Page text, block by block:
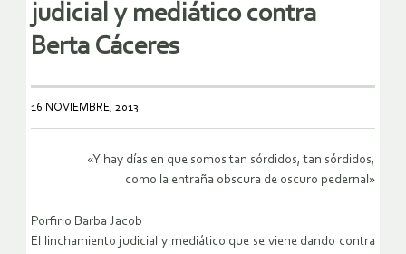
judicial y mediático contra
Berta Cáceres
16 NOVIEMBRE, 2013
«Y hay días en que somos tan sórdidos, tan sórdidos,
como la entraña obscura de oscuro pedernal»
Porfirio Barba Jacob
El linchamiento judicial y mediático que se viene dando contra